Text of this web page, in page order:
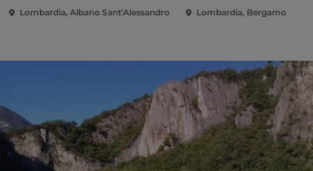
Lombardia, Albano Sant'Alessandro Lombardia, Bergamo